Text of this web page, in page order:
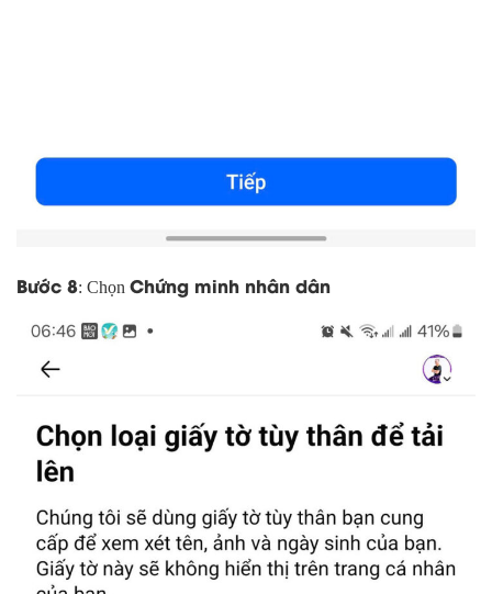
Bước 8: Chọn Chứng minh nhân dân